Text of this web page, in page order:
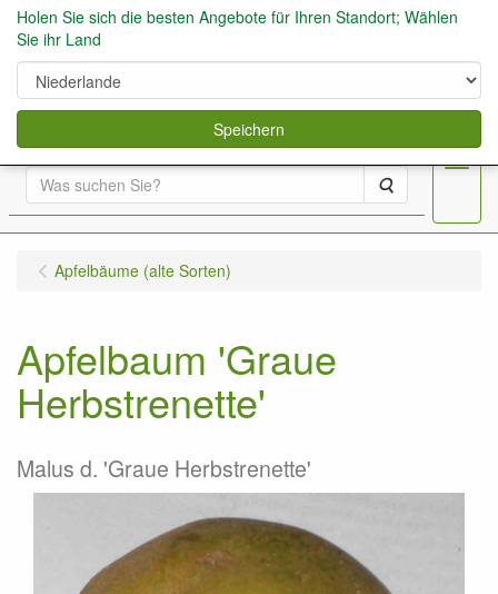
Suche
Menu
Apfelbäume (alte Sorten)
Apfelbaum 'Graue
Herbstrenette'
Malus d. 'Graue Herbstrenette'
Holen Sie sich die besten Angebote für Ihren Standort; Wählen
Sie ihr Land
Speichern